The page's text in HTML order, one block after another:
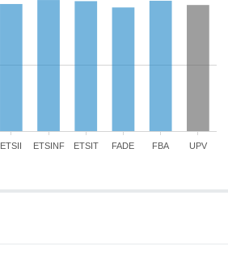
ETSII ETSINF ETSIT FADE FBA UPV